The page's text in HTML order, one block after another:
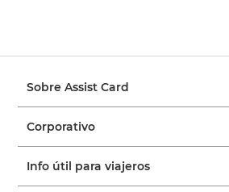
Sobre Assist Card
Corporativo
Info útil para viajeros